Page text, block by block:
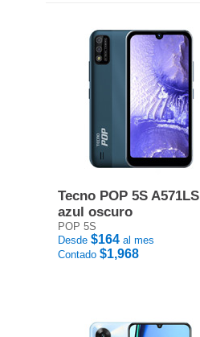
Tecno POP 5S A571LS
azul oscuro
POP 5S
Desde $164 al mes
Contado $1,968